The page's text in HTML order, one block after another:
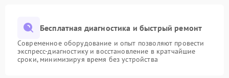
Бесплатная диагностика и быстрый ремонт
Современное оборудование и опыт позволяют провести
экспресс-диагностику и восстановление в кратчайшие
сроки, минимизируя время без устройства